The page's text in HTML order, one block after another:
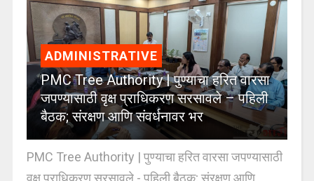
ADMINISTRATIVE
PMC Tree Authority | पुण्याचा हरित वारसा
जपण्यासाठी वृक्ष प्राधिकरण सरसावले – पहिली
बैठक; संरक्षण आणि संवर्धनावर भर
PMC Tree Authority | पुण्याचा हरित वारसा जपण्यासाठी
वृक्ष प्राधिकरण सरसावले - पहिली बैठक; संरक्षण आणि